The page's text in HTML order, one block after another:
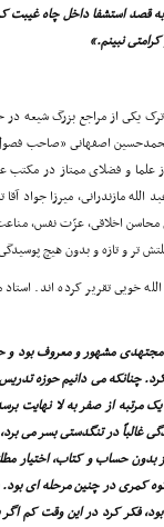
قصد استشفا داخل چاه غیبت
نبینم.»
ترک یکى از مراجع بزرگ شیعه در
محمدحسین اصفهانى «صاحب
علما و فضلاى ممتاز در مکتب
مازندرانى، میرزا جواد آقا
محاسن اخلاقى، عزّت نفس،
تر و تازه و بدون هیچ پوسیدگى
خویى تقریر کرده اند.
مجتهدى مشهور و معروف بود و
چنانکه مى دانیم حوزه
از صفر به لا نهایت
غالباً در تنگدستى بسر مى
بدون حساب و کتاب، اختیار
کمرى در چنین مرحله اى
فکر کرد در این وقت کم اگر